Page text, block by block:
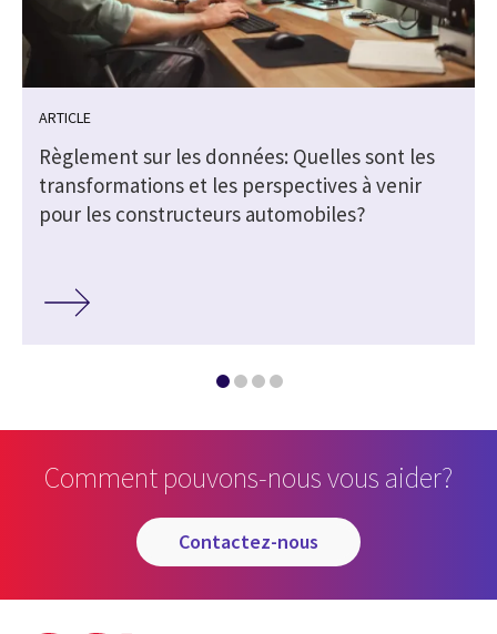
ARTICLE
Règlement sur les données: Quelles sont les
transformations et les perspectives à venir
pour les constructeurs automobiles?
Comment pouvons-nous vous aider?
contactez-nous